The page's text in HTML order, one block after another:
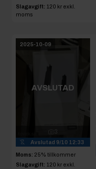
Slagavgift: 120 kr exkl.
moms
2025-10-09
AVSLUTAD
Avslutad 9/10 12:33
Moms: 25% tillkommer
Slagavgift: 120 kr exkl.